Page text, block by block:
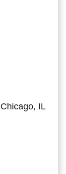
IL